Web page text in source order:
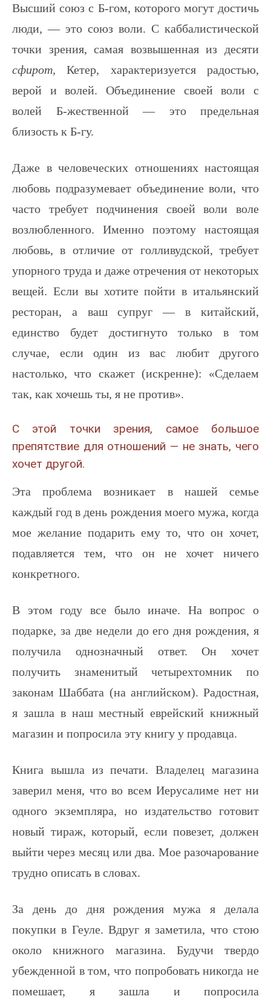
Высший союз с Б-гом, которого могут достичь
люди, — это союз воли. С каббалистической
точки зрения, самая возвышенная из десяти
сфирот, Кетер, характеризуется радостью,
верой и волей. Объединение своей воли с
волей Б-жественной — это предельная
близость к Б-гу.
Даже в человеческих отношениях настоящая
любовь подразумевает объединение воли, что
часто требует подчинения своей воли воле
возлюбленного. Именно поэтому настоящая
любовь, в отличие от голливудской, требует
упорного труда и даже отречения от некоторых
вещей. Если вы хотите пойти в итальянский
ресторан, а ваш супруг — в китайский,
единство будет достигнуто только в том
случае, если один из вас любит другого
настолько, что скажет (искренне): «Сделаем
так, как хочешь ты, я не против».
С этой точки зрения, самое большое
препятствие для отношений — не знать, чего
хочет другой.
Эта проблема возникает в нашей семье
каждый год в день рождения моего мужа, когда
мое желание подарить ему то, что он хочет,
подавляется тем, что он не хочет ничего
конкретного.
В этом году все было иначе. На вопрос о
подарке, за две недели до его дня рождения, я
получила однозначный ответ. Он хочет
получить знаменитый четырехтомник по
законам Шаббата (на английском). Радостная,
я зашла в наш местный еврейский книжный
магазин и попросила эту книгу у продавца.
Книга вышла из печати. Владелец магазина
заверил меня, что во всем Иерусалиме нет ни
одного экземпляра, но издательство готовит
новый тираж, который, если повезет, должен
выйти через месяц или два. Мое разочарование
трудно описать в словах.
За день до дня рождения мужа я делала
покупки в Геуле. Вдруг я заметила, что стою
около книжного магазина. Будучи твердо
убежденной в том, что попробовать никогда не
помешает, я зашла и попросила